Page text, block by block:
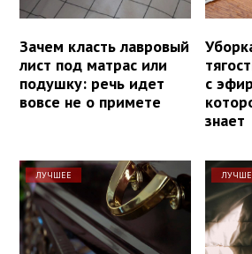
Зачем класть лавровый
лист под матрас или
подушку: речь идет
вовсе не о примете
с
знает
ЛУЧШЕЕ